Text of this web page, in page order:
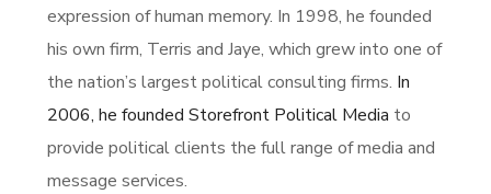
expression of human memory. In 1998, he founded
his own firm, Terris and Jaye, which grew into one of
the nation’s largest political consulting firms. In
2006, he founded Storefront Political Media to
provide political clients the full range of media and
message services.